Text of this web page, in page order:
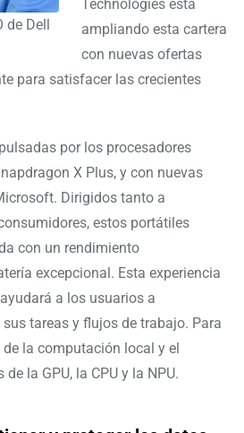
de Dell
Technologies está
ampliando esta cartera
con nuevas ofertas
para satisfacer las crecientes
por los procesadores
X Plus, y con nuevas
Dirigidos tanto a
estos portátiles
con un rendimiento
excepcional. Esta experiencia
a los usuarios a
tareas y flujos de trabajo. Para
la computación local y el
la GPU, la CPU y la NPU.